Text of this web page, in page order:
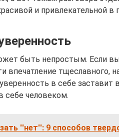
и привлекательной в
быть непростым. Если
впечатление тщеславного,
в себе заставит
себе человеком.
''нет'': 9 способов